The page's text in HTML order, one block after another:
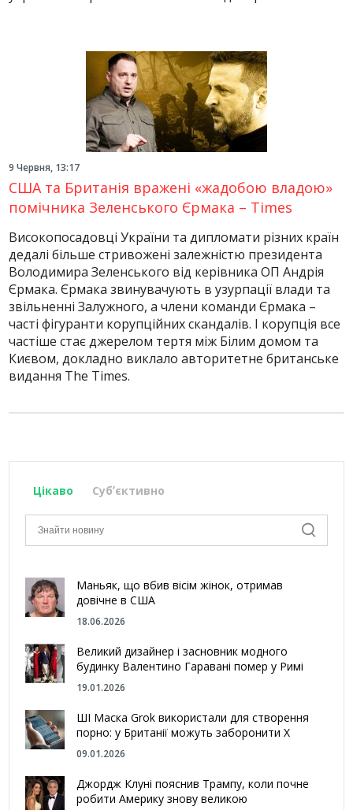
9 Червня, 13:17
США та Британія вражені «жадобою владою»
помічника Зеленського Єрмака – Times
Високопосадовці України та дипломати різних країн
дедалі більше стривожені залежністю президента
Володимира Зеленського від керівника ОП Андрія
Єрмака. Єрмака звинувачують в узурпації влади та
звільненні Залужного, а члени команди Єрмака –
часті фігуранти корупційних скандалів. І корупція все
частіше стає джерелом тертя між Білим домом та
Києвом, докладно виклало авторитетне британське
видання The Times.
Цікаво Субʼєктивно
Маньяк, що вбив вісім жінок, отримав
довічне в США
18.06.2026
Великий дизайнер і засновник модного
будинку Валентино Гаравані помер у Римі
19.01.2026
ШІ Маска Grok використали для створення
порно: у Британії можуть заборонити Х
09.01.2026
Джордж Клуні пояснив Трампу, коли почне
робити Америку знову великою